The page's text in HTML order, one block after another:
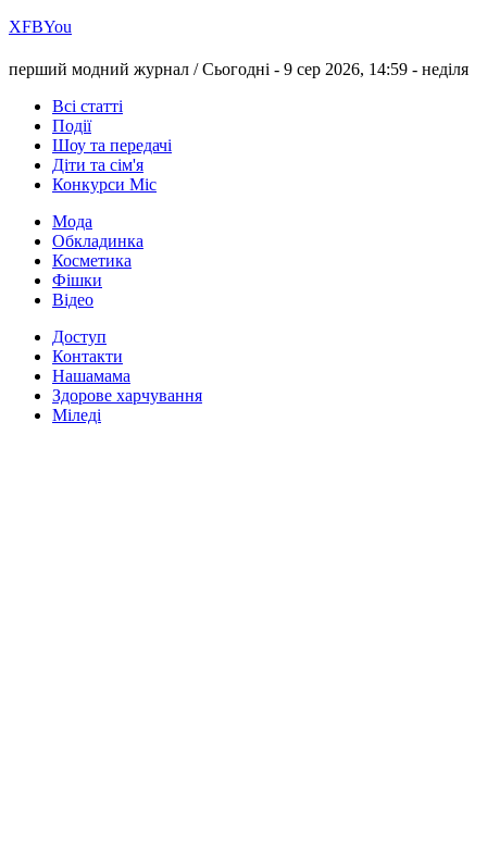
ХFBYou
перший модний журнал /Сьогодні - 9 сер 2026, 14:59 - неділя
Всі статті
Події
Шоу та передачі
Діти та сім'я
Конкурси Міс
Мода
Обкладинка
Косметика
Фішки
Відео
Доступ
Контакти
Нашамама
Здорове харчування
Міледі